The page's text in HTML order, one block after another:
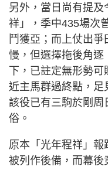
另外，當日尚有提
祥」，季中435場次
鬥獲亞；而上仗出
慢，但選擇拖後角逐
下，已註定無形勢
近主馬群過終點，足
該役已有三駒於剛周
俗。
原本「光年程祥」
被列作後備，而幕後